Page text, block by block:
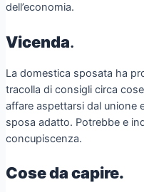
dell’economia.
Vicenda.
La domestica sposata ha
tracolla di consigli circa
affare aspettarsi dal unione
sposa adatto. Potrebbe e
concupiscenza.
Cose da capire.